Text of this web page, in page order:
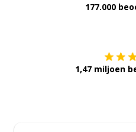
177.000
1,47 miljoen